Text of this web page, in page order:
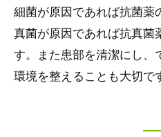
細菌が原因であれば抗菌薬
真菌が原因であれば抗真菌
す。また患部を清潔にし、
環境を整えることも大切で